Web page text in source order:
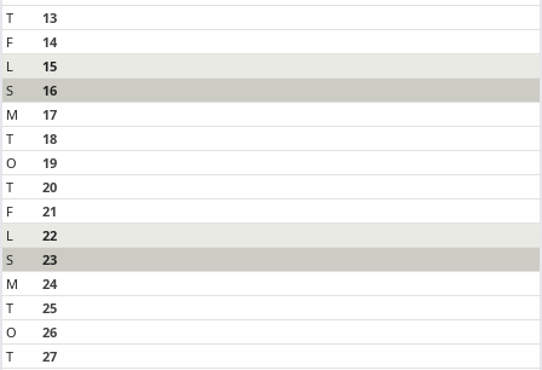
T
13
F
14
L
15
S
16
M
17
T
18
O
19
T
20
F
21
L
22
S
23
M
24
T
25
O
26
T
27